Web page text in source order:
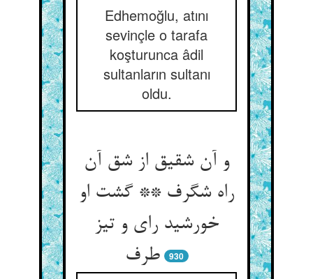
Edhemoğlu, atını
sevinçle o tarafa
koşturunca âdil
sultanların sultanı
oldu.
و آن شقیق از شق آن
راه شگرف ** گشت او
خورشید رای و تیز
طرف‏
930